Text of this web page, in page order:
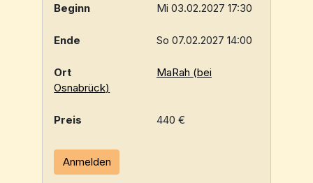
Mi 03.02.2027 17:30
So 07.02.2027 14:00
MaRah (bei
Osnabrück)
440 €
Anmelden